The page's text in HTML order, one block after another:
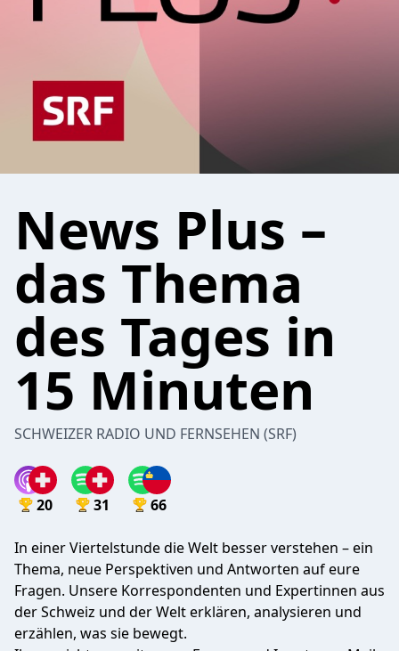
News Plus –
das Thema
des Tages in
15 Minuten
SCHWEIZER RADIO UND FERNSEHEN (SRF)
20 31 66
In einer Viertelstunde die Welt besser verstehen – ein
Thema, neue Perspektiven und Antworten auf eure
Fragen. Unsere Korrespondenten und Expertinnen aus
der Schweiz und der Welt erklären, analysieren und
erzählen, was sie bewegt.